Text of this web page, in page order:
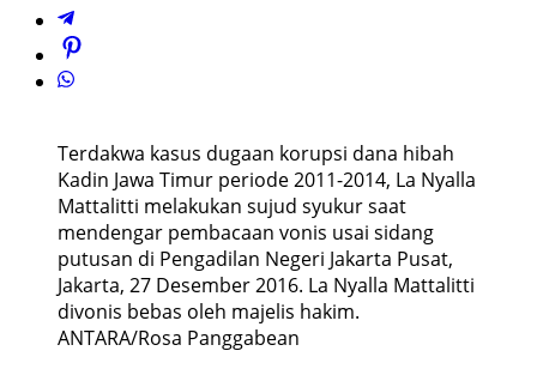
Terdakwa kasus dugaan korupsi dana hibah
Kadin Jawa Timur periode 2011-2014, La Nyalla
Mattalitti melakukan sujud syukur saat
mendengar pembacaan vonis usai sidang
putusan di Pengadilan Negeri Jakarta Pusat,
Jakarta, 27 Desember 2016. La Nyalla Mattalitti
divonis bebas oleh majelis hakim.
ANTARA/Rosa Panggabean